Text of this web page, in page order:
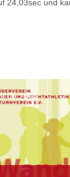
24,03sec und